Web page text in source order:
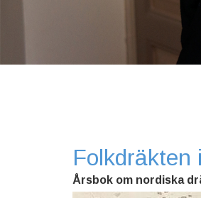
Folkdräkten
Årsbok om nordiska